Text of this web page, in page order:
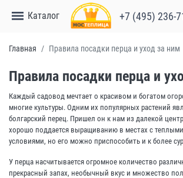
Каталог +7 (495) 236-
Главная Правила посадки перца и уход за ним
Правила посадки перца и
Каждый садовод мечтает о красивом и богатом
многие культуры. Одним их популярных растений
болгарский перец. Пришел он к нам из далекой
хорошо поддается выращиванию в местах с
условиями, но его можно приспособить и к более
У перца насчитывается огромное количество
прекрасный запах, необычный вкус и множество